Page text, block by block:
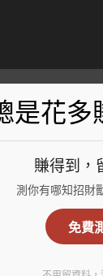
. ALL RIGHTS
相財運特徵，看
賺得到，
測你有哪知招財
免費